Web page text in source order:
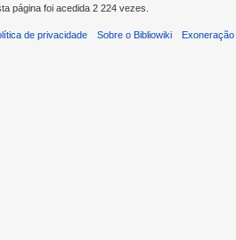
página foi acedida 2 224 vezes.
de privacidade Sobre o Bibliowiki